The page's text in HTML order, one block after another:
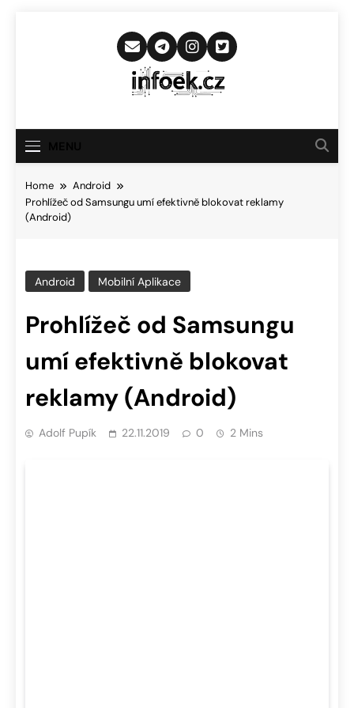
Infoek.cz
Novinkám
Home
Android
Prohlížeč od Samsungu umí efektivně blokovat reklamy
(Android)
Android Mobilní Aplikace
Prohlížeč od Samsungu
umí efektivně blokovat
reklamy (Android)
Adolf Pupík 22.11.2019 0 2 Mins